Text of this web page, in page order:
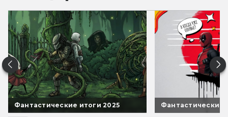
Фантастические итоги 2025 Фантастические